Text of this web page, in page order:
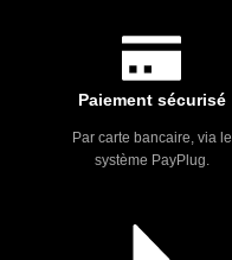
Paiement sécurisé
Par carte bancaire, via le
système PayPlug.